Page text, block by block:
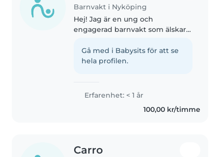
Barnvakt i Nyköping
Hej! Jag är en ung och
engagerad barnvakt som älskar
Jag är kreativ och rolig, och jag
älskar att läsa, pyssla och spela
Gå med i Babysits för att se
hela profilen.
Erfarenhet: < 1 år
100,00 kr/timme
Carro